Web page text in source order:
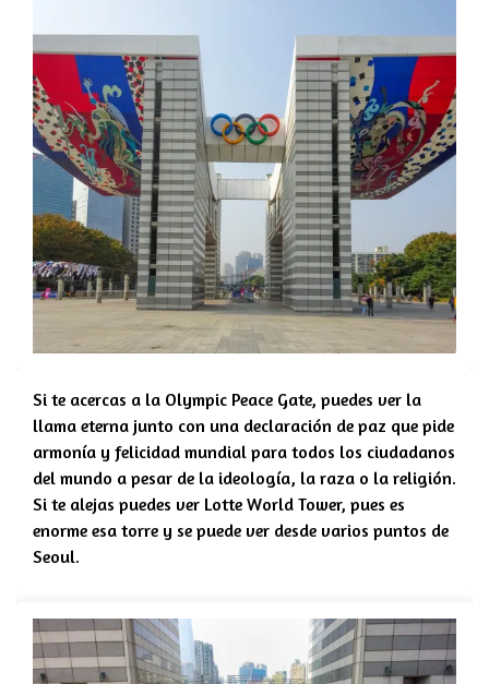
Si te acercas a la Olympic Peace Gate, puedes ver la
llama eterna junto con una declaración de paz que pide
armonía y felicidad mundial para todos los ciudadanos
del mundo a pesar de la ideología, la raza o la religión.
Si te alejas puedes ver Lotte World Tower, pues es
enorme esa torre y se puede ver desde varios puntos de
Seoul.